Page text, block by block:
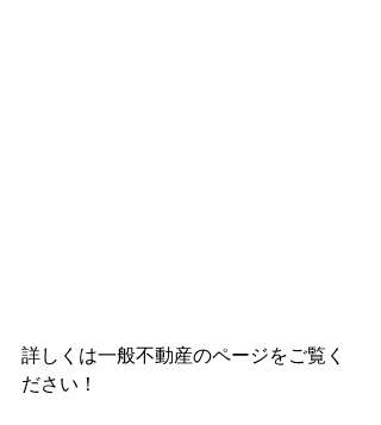
詳しくは一般不動産のページをご覧く
ださい！